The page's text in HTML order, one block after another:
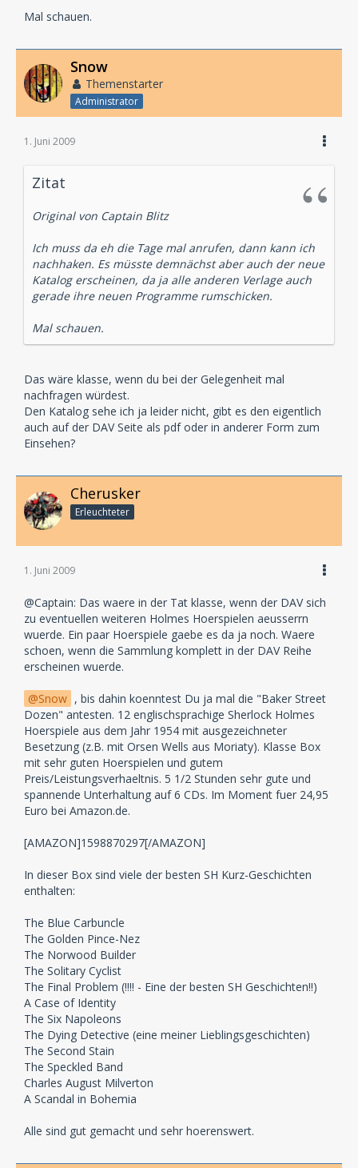
Mal schauen.
Snow
Themenstarter
Administrator
1. Juni 2009
Zitat
Original von Captain Blitz
Ich muss da eh die Tage mal anrufen, dann kann ich
nachhaken. Es müsste demnächst aber auch der neue
Katalog erscheinen, da ja alle anderen Verlage auch
gerade ihre neuen Programme rumschicken.
Mal schauen.
Das wäre klasse, wenn du bei der Gelegenheit mal
nachfragen würdest.
Den Katalog sehe ich ja leider nicht, gibt es den eigentlich
auch auf der DAV Seite als pdf oder in anderer Form zum
Einsehen?
Cherusker
Erleuchteter
1. Juni 2009
@Captain: Das waere in der Tat klasse, wenn der DAV sich
zu eventuellen weiteren Holmes Hoerspielen aeusserrn
wuerde. Ein paar Hoerspiele gaebe es da ja noch. Waere
schoen, wenn die Sammlung komplett in der DAV Reihe
erscheinen wuerde.
Snow , bis dahin koenntest Du ja mal die "Baker Street
Dozen" antesten. 12 englischsprachige Sherlock Holmes
Hoerspiele aus dem Jahr 1954 mit ausgezeichneter
Besetzung (z.B. mit Orsen Wells aus Moriaty). Klasse Box
mit sehr guten Hoerspielen und gutem
Preis/Leistungsverhaeltnis. 5 1/2 Stunden sehr gute und
spannende Unterhaltung auf 6 CDs. Im Moment fuer 24,95
Euro bei Amazon.de.
[AMAZON]1598870297[/AMAZON]
In dieser Box sind viele der besten SH Kurz-Geschichten
enthalten:
The Blue Carbuncle
The Golden Pince-Nez
The Norwood Builder
The Solitary Cyclist
The Final Problem (!!!! - Eine der besten SH Geschichten!!)
A Case of Identity
The Six Napoleons
The Dying Detective (eine meiner Lieblingsgeschichten)
The Second Stain
The Speckled Band
Charles August Milverton
A Scandal in Bohemia
Alle sind gut gemacht und sehr hoerenswert.